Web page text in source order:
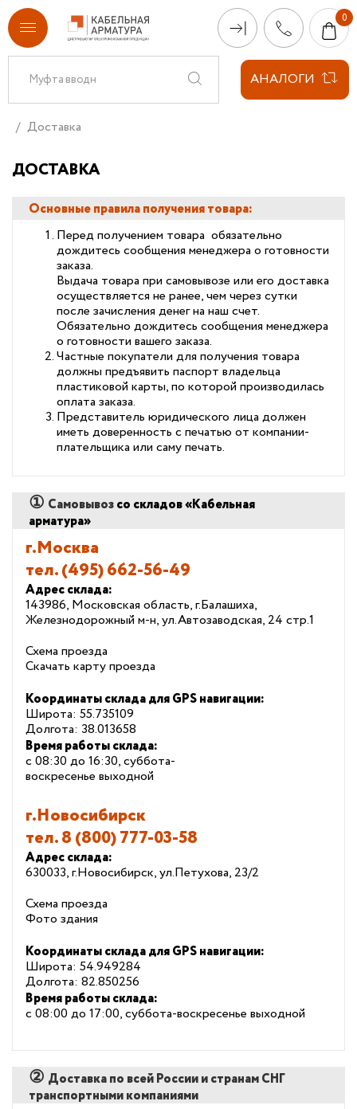
АНАЛОГИ
Доставка
ДОСТАВКА
Основные правила получения товара:
Перед получением товара обязательно
дождитесь сообщения менеджера о готовности
заказа.
Выдача товара при самовывозе или его доставка
осуществляется не ранее, чем через сутки
после зачисления денег на наш счет.
Обязательно дождитесь сообщения менеджера
о готовности вашего заказа.
Частные покупатели для получения товара
должны предъявить паспорт владельца
пластиковой карты, по которой производилась
оплата заказа.
Представитель юридического лица должен
иметь доверенность с печатью от компании-
плательщика или саму печать.
① Самовывозсо складов «Кабельная
арматура»
г.Москва
тел.(495) 662-56-49
Адрес склада:
143986, Московская область, г.Балашиха,
Железнодорожный м-н, ул.Автозаводская, 24 стр.1
Схема проезда
Скачать карту проезда
Координаты склада для GPS навигации:
Широта: 55.735109
Долгота: 38.013658
Время работы склада:
с 08:30 до 16:30, суббота-
воскресенье выходной
г.Новосибирск
тел.8 (800) 777-03-58
Адрес склада:
630033, г.Новосибирск, ул.Петухова, 23/2
Схема проезда
Фото здания
Координаты склада для GPS навигации:
Широта: 54.949284
Долгота: 82.850256
Время работы склада:
с 08:00 до 17:00, суббота-воскресенье выходной
② Доставка по всей России и странам СНГ
транспортными компаниями